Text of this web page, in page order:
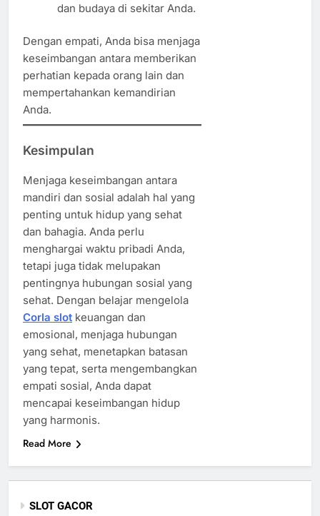
dan budaya di sekitar Anda.
Dengan empati, Anda bisa menjaga
keseimbangan antara memberikan
perhatian kepada orang lain dan
mempertahankan kemandirian
Anda.
Kesimpulan
Menjaga keseimbangan antara
mandiri dan sosial adalah hal yang
penting untuk hidup yang sehat
dan bahagia. Anda perlu
menghargai waktu pribadi Anda,
tetapi juga tidak melupakan
pentingnya hubungan sosial yang
sehat. Dengan belajar mengelola
Corla slot keuangan dan
emosional, menjaga hubungan
yang sehat, menetapkan batasan
yang tepat, serta mengembangkan
empati sosial, Anda dapat
mencapai keseimbangan hidup
yang harmonis.
Read More
SLOT GACOR